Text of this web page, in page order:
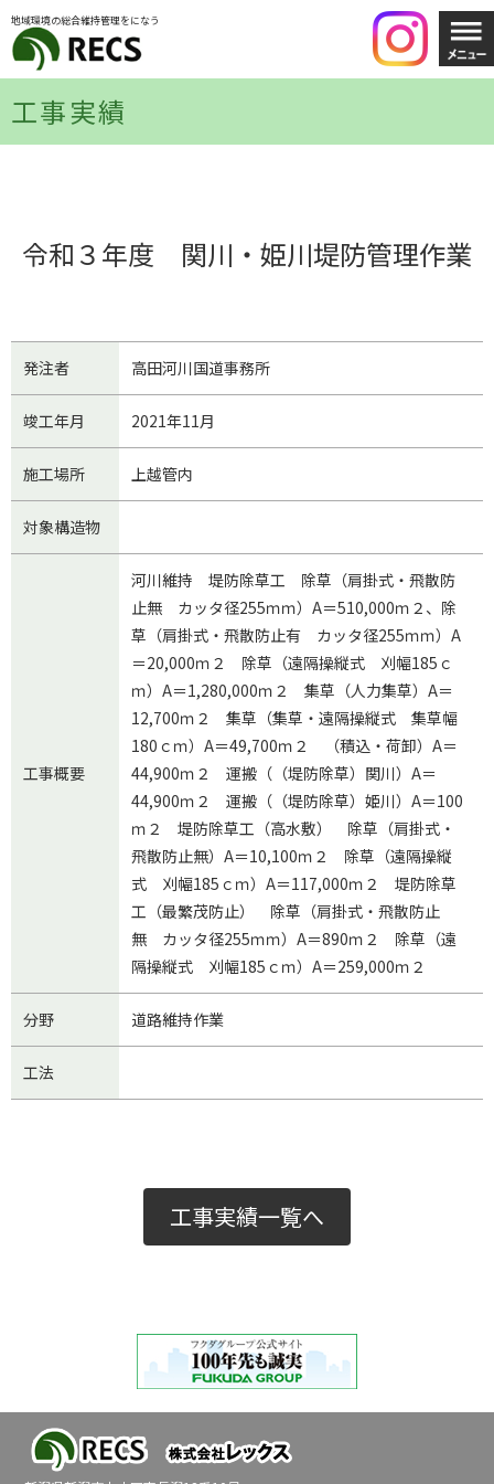
地域環境の総合維持管理をになう
工事実績
令和３年度 関川・姫川堤防管理作業
発注者 高田河川国道事務所
竣工年月 2021年11月
施工場所 上越管内
対象構造物
工事概要
河川維持 堤防除草工 除草（肩掛式・飛散防
止無 カッタ径255ｍｍ）A＝510,000ｍ２、除
草（肩掛式・飛散防止有 カッタ径255ｍｍ）A
＝20,000ｍ２ 除草（遠隔操縦式 刈幅185ｃ
ｍ）A＝1,280,000ｍ２ 集草（人力集草）A＝
12,700ｍ２ 集草（集草・遠隔操縦式 集草幅
180ｃｍ）A＝49,700ｍ２ （積込・荷卸）A＝
44,900ｍ２ 運搬（（堤防除草）関川）A＝
44,900ｍ２ 運搬（（堤防除草）姫川）A＝100
ｍ２ 堤防除草工（高水敷） 除草（肩掛式・
飛散防止無）A＝10,100ｍ２ 除草（遠隔操縦
式 刈幅185ｃｍ）A＝117,000ｍ２ 堤防除草
工（最繁茂防止） 除草（肩掛式・飛散防止
無 カッタ径255ｍｍ）A＝890ｍ２ 除草（遠
隔操縦式 刈幅185ｃｍ）A＝259,000ｍ２
分野 道路維持作業
工法
工事実績一覧へ